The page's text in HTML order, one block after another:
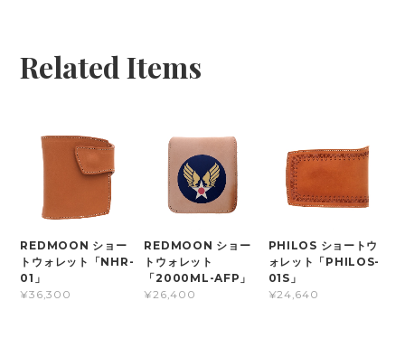
Related Items
REDMOON ショー
トウォレット「NHR-
01」
¥36,300
REDMOON ショー
トウォレット
「2000ML-AFP」
¥26,400
PHILOS ショートウ
ォレット「PHILOS-
01S」
¥24,640